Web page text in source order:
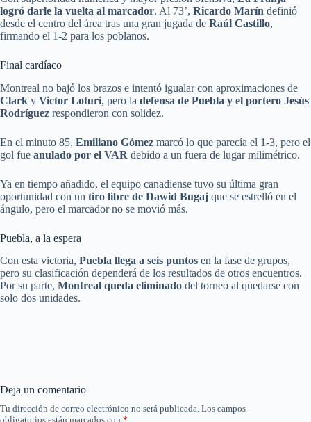
logró darle la vuelta al marcador. Al 73’, Ricardo Marín definió
desde el centro del área tras una gran jugada de Raúl Castillo,
firmando el 1-2 para los poblanos.
Final cardíaco
Montreal no bajó los brazos e intentó igualar con aproximaciones de
Clark y Victor Loturi, pero la defensa de Puebla y el portero Jesús
Rodríguez respondieron con solidez.
En el minuto 85, Emiliano Gómez marcó lo que parecía el 1-3, pero el
gol fue anulado por el VAR debido a un fuera de lugar milimétrico.
Ya en tiempo añadido, el equipo canadiense tuvo su última gran
oportunidad con un tiro libre de Dawid Bugaj que se estrelló en el
ángulo, pero el marcador no se movió más.
Puebla, a la espera
Con esta victoria, Puebla llega a seis puntos en la fase de grupos,
pero su clasificación dependerá de los resultados de otros encuentros.
Por su parte, Montreal queda eliminado del torneo al quedarse con
solo dos unidades.
Deja un comentario
Tu dirección de correo electrónico no será publicada. Los campos
obligatorios están marcados con *